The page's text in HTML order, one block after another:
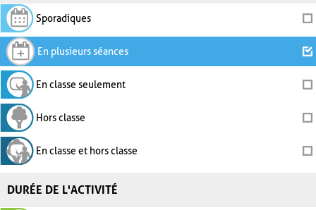
Sporadiques
En plusieurs séances
En classe seulement
Hors classe
En classe et hors classe
DURÉE DE L'ACTIVITÉ